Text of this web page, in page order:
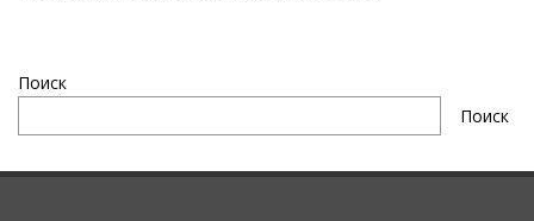
Поиск
Поиск